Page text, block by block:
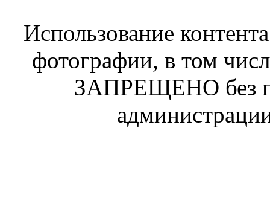
Использование
фотографии, в том
ЗАПРЕЩЕНО без